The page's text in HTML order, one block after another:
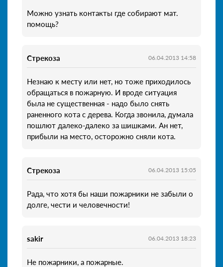
Можно узнать контакты где собирают мат.
помощь?
Стрекоза 06.04.2013 14:58
Незнаю к месту или нет, но тоже приходилось
обращаться в пожарную. И вроде ситуация
была не существенная - надо было снять
раненного кота с дерева. Когда звонила, думала
пошлют далеко-далеко за шишками. Ан нет,
прибыли на место, осторожно сняли кота.
Стрекоза 06.04.2013 15:05
Рада, что хотя бы наши пожарники не забыли о
долге, чести и человечности!
sakir 06.04.2013 18:23
Не пожарники, а пожарные.